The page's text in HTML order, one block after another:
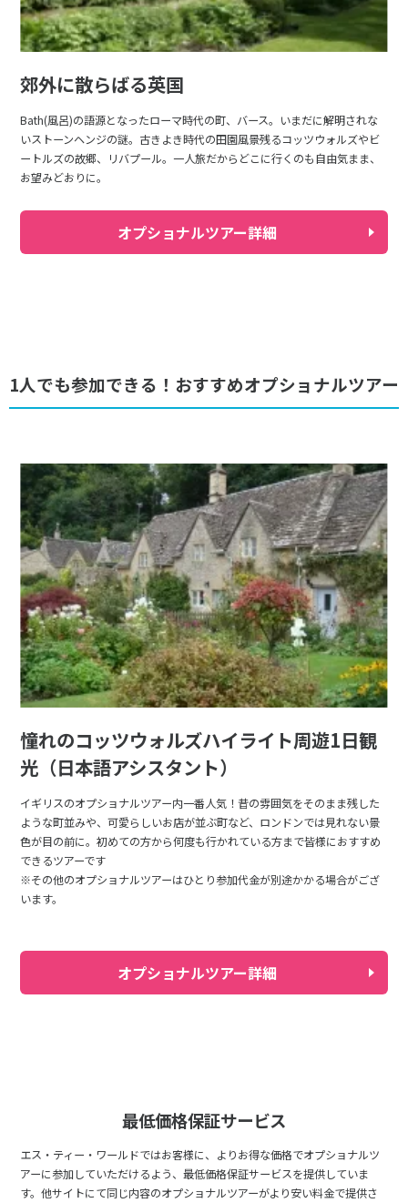
郊外に散らばる英国
Bath(風呂)の語源となったローマ時代の町、バース。いまだに解明されな
いストーンヘンジの謎。古きよき時代の田園風景残るコッツウォルズやビ
ートルズの故郷、リバプール。一人旅だからどこに行くのも自由気まま、
お望みどおりに。
オプショナルツアー詳細
1人でも参加できる！おすすめオプショナルツアー
憧れのコッツウォルズハイライト周遊1日観
光（日本語アシスタント）
イギリスのオプショナルツアー内一番人気！昔の雰囲気をそのまま残した
ような町並みや、可愛らしいお店が並ぶ町など、ロンドンでは見れない景
色が目の前に。初めての方から何度も行かれている方まで皆様におすすめ
できるツアーです
※その他のオプショナルツアーはひとり参加代金が別途かかる場合がござ
います。
オプショナルツアー詳細
最低価格保証サービス
エス・ティー・ワールドではお客様に、よりお得な価格でオプショナルツ
アーに参加していただけるよう、最低価格保証サービスを提供していま
す。他サイトにて同じ内容のオプショナルツアーがより安い料金で提供さ